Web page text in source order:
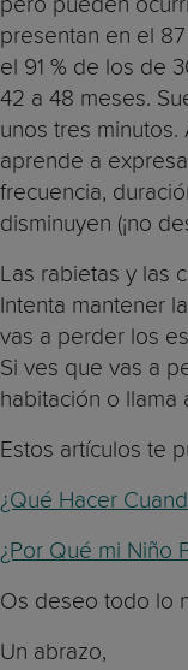
presentan en el
el 91 % de los de
42 a 48 meses.
unos tres
aprende a
frecuencia,
disminuyen (¡no
Las rabietas y las
Intenta mantener
vas a perder los
Si ves que vas a
habitación o llama
Estos artículos te
¿Qué Hacer
¿Por Qué mi Niño
Os deseo todo lo
Un abrazo,